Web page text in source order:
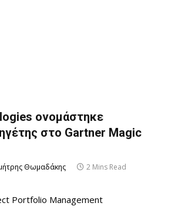
ονομάστηκε
στο Gartner Magic
Θωμαδάκης
2 Mins Read
Portfolio Management